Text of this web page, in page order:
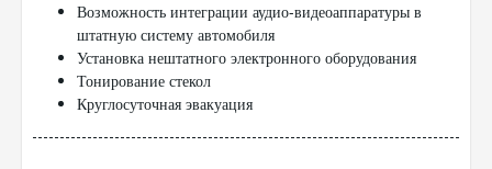
Возможность интеграции аудио-видеоаппаратуры в
штатную систему автомобиля
Установка нештатного электронного оборудования
Тонирование стекол
Круглосуточная эвакуация